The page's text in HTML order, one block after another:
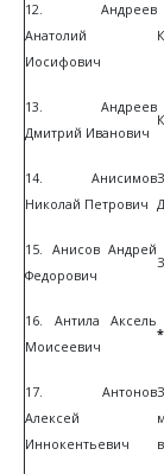
12. Андреев
Анатолий
Иосифович
13. Андреев
Дмитрий Иванович
14. Анисимов
Николай Петрович
15. Анисов Андрей
Федорович
16. Антила Аксель
Моисеевич
*
17. Антонов
Алексей
Иннокентьевич